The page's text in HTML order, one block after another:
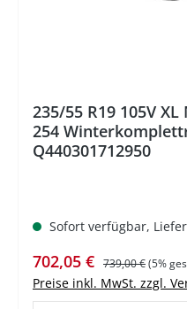
235/55 R19 105V
254
Q440301712950
Sofort verfügbar,
Verkaufspreis:
702,05 € Regulärer Preis:
739,00 €(5%
Preise inkl. MwSt. zzgl.